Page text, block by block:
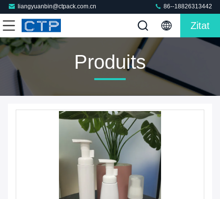
liangyuanbin@ctpack.com.cn 86--18826313442
Zitat
Produits